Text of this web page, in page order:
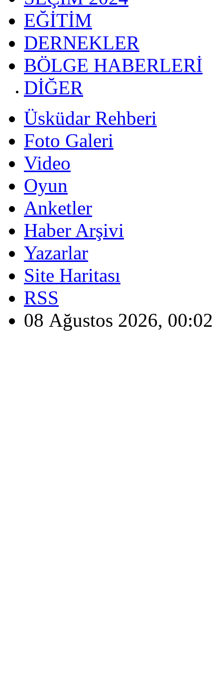
EĞİTİM
DERNEKLER
BÖLGE HABERLERİ
DİĞER
Üsküdar Rehberi
Foto Galeri
Video
Oyun
Anketler
Haber Arşivi
Yazarlar
Site Haritası
RSS
08 Ağustos 2026, 00:02